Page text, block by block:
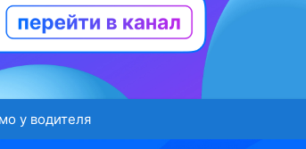
у водителя